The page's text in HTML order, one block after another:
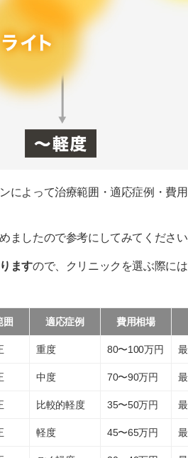
によって治療範囲・適応症例・費
ましたので参考にしてみてください
ますので、クリニックを選ぶ際に
囲 適応症例 費用相場
重度 80〜100万円
中度 70〜90万円
比較的軽度 35〜50万円
軽度 45〜65万円